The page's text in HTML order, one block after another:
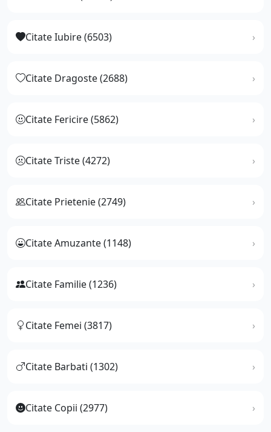
Citate Iubire (6503)
Citate Dragoste (2688)
Citate Fericire (5862)
Citate Triste (4272)
Citate Prietenie (2749)
Citate Amuzante (1148)
Citate Familie (1236)
Citate Femei (3817)
Citate Barbati (1302)
Citate Copii (2977)